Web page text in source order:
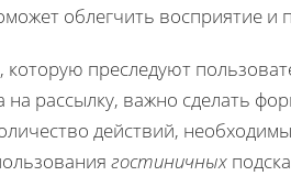
облегчить восприятие и
преследуют
рассылку, важно сделать
действий,
гостиничных